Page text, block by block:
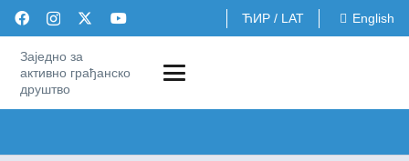
ЋИР / LAT English
Заједно за
активно грађанско
друштво